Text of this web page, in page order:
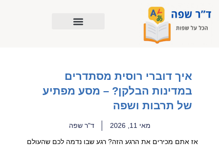
לתוכן
איך דוברי רוסית מסתדרים
במדינות הבלקן? – מסע מפתיע
של תרבות ושפה
מאי 11, 2026 ד"ר שפה
אז אתם מכירים את הרגע הזה? רגע שבו נדמה לכם שהעולם